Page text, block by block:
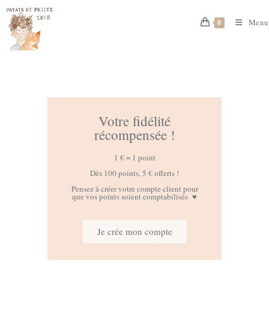
0 Menu
Votre fidélité
récompensée !
1 € = 1 point
Dès 100 points, 5 € offerts !
Pensez à créer votre compte client pour
que vos points soient comptabilisés ♥
Je crée mon compte